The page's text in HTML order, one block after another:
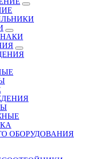
ОБОРУДОВАНИЯ